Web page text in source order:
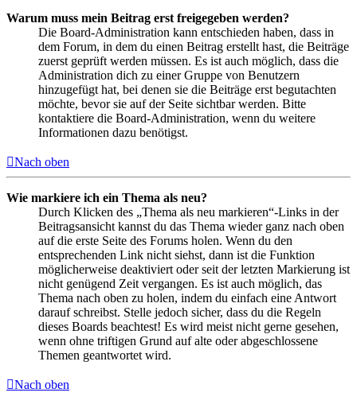
Warum muss mein Beitrag erst freigegeben werden?
Die Board-Administration kann entschieden haben, dass in
dem Forum, in dem du einen Beitrag erstellt hast, die Beiträge
zuerst geprüft werden müssen. Es ist auch möglich, dass die
Administration dich zu einer Gruppe von Benutzern
hinzugefügt hat, bei denen sie die Beiträge erst begutachten
möchte, bevor sie auf der Seite sichtbar werden. Bitte
kontaktiere die Board-Administration, wenn du weitere
Informationen dazu benötigst.
Nach oben
Wie markiere ich ein Thema als neu?
Durch Klicken des „Thema als neu markieren“-Links in der
Beitragsansicht kannst du das Thema wieder ganz nach oben
auf die erste Seite des Forums holen. Wenn du den
entsprechenden Link nicht siehst, dann ist die Funktion
möglicherweise deaktiviert oder seit der letzten Markierung ist
nicht genügend Zeit vergangen. Es ist auch möglich, das
Thema nach oben zu holen, indem du einfach eine Antwort
darauf schreibst. Stelle jedoch sicher, dass du die Regeln
dieses Boards beachtest! Es wird meist nicht gerne gesehen,
wenn ohne triftigen Grund auf alte oder abgeschlossene
Themen geantwortet wird.
Nach oben